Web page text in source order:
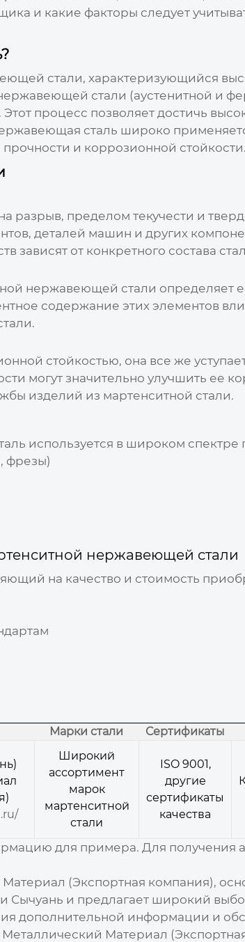
и какие факторы следует
стали, характеризующийся
стали (аустенитной и
процесс позволяет достичь
сталь широко
и коррозионной
разрыв, пределом текучести и
деталей машин и других
зависят от конкретного состава
нержавеющей стали определяет
содержание этих элементов
стойкостью, она все же
могут значительно улучшить ее
изделий из мартенситной стали.
используется в широком
фрезы)
нержавеющей стали
на качество и стоимость
Марки стали Сертификаты
Широкий
ассортимент
марок
мартенситной
стали
ISO 9001,
другие
сертификаты
качества
для примера. Для получения
(Экспортная компания),
Сычуань и предлагает широкий
дополнительной информации и
Материал (Экспортная